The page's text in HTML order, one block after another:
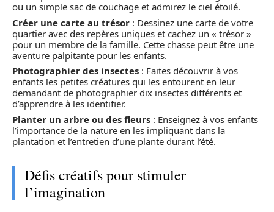
ou un simple sac de couchage et admirez le ciel étoilé.
Créer une carte au trésor : Dessinez une carte de votre
quartier avec des repères uniques et cachez un « trésor »
pour un membre de la famille. Cette chasse peut être une
aventure palpitante pour les enfants.
Photographier des insectes : Faites découvrir à vos
enfants les petites créatures qui les entourent en leur
demandant de photographier dix insectes différents et
d’apprendre à les identifier.
Planter un arbre ou des fleurs : Enseignez à vos enfants
l’importance de la nature en les impliquant dans la
plantation et l’entretien d’une plante durant l’été.
Défis créatifs pour stimuler
l’imagination